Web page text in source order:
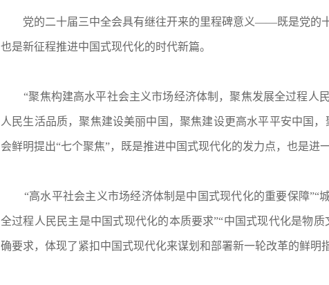
党的二十届三中全会具有继往开来的里程碑意义——既是党的
也是新征程推进中国式现代化的时代新篇。
“聚焦构建高水平社会主义市场经济体制，聚焦发展全过程人
人民生活品质，聚焦建设美丽中国，聚焦建设更高水平平安中国
会鲜明提出“七个聚焦”，既是推进中国式现代化的发力点，也是进
“高水平社会主义市场经济体制是中国式现代化的重要保障”“
全过程人民民主是中国式现代化的本质要求”“中国式现代化是物
确要求，体现了紧扣中国式现代化来谋划和部署新一轮改革的鲜明